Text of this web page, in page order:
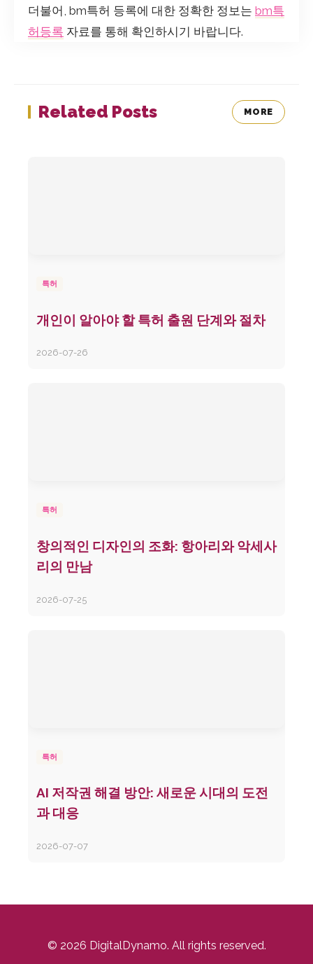
더불어, bm특허 등록에 대한 정확한 정보는 bm특
허등록 자료를 통해 확인하시기 바랍니다.
Related Posts MORE
특허
개인이 알아야 할 특허 출원 단계와 절차
2026-07-26
특허
창의적인 디자인의 조화: 항아리와 악세사
리의 만남
2026-07-25
특허
AI 저작권 해결 방안: 새로운 시대의 도전
과 대응
2026-07-07
© 2026 DigitalDynamo. All rights reserved.